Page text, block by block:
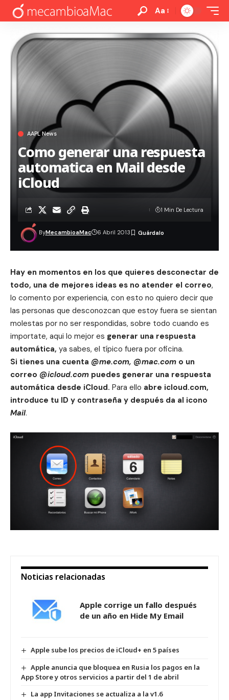
Aa
AAPL News
Como generar una respuesta
automatica en Mail desde
iCloud
ByMecambioaMac 6 Abril 2013
1 Min De Lectura
Hay en momentos en los que quieres desconectar de
todo, una de mejores ideas es no atender el correo,
lo comento por experiencia, con esto no quiero decir que
las personas que desconozcan que estoy fuera se sientan
molestas por no ser respondidas, sobre todo cuando es
importate, aqui lo mejor es generar una respuesta
automática, ya sabes, el típico fuera por oficina.
Si tienes una cuenta @me.com, @mac.com o un
correo @icloud.com puedes generar una respuesta
automática desde iCloud. Para ello abre icloud.com,
introduce tu ID y contraseña y después da al icono
Mail.
Noticias relacionadas
Apple corrige un fallo después
de un año en Hide My Email
Apple sube los precios de iCloud+ en 5 países
Apple anuncia que bloquea en Rusia los pagos en la
App Store y otros servicios a partir del 1 de abril
La app Invitaciones se actualiza a la v1.6